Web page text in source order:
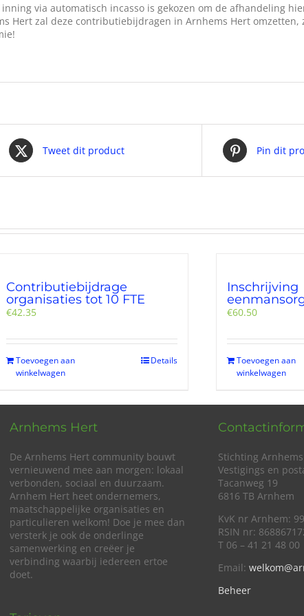
inning via automatisch incasso is gekozen om de afhandeling
Hert zal deze contributiebijdragen in Arnhems Hert
Tweet dit product Pin dit
Contributiebijdrage
organisaties tot 10 FTE
€42.35
Toevoegen aan
winkelwagen
Details
Inschrijving
€60.50
Toevoegen aan
winkelwagen
Arnhems Hert
De Arnhems Hert community bouwt
vernieuwend mee aan morgen: lokaal
verbonden, sociaal en duurzaam.
Arnhem Hert heet ondernemers,
maatschappelijke organisaties en
particulieren welkom! Doe je mee dan
versterk je ook de onderlinge
samenwerking en creëer je
verbinding waarbij iedereen ertoe
doet.
Stichting
Vestigings en
Tacanweg 19
6816 TB Arnhem
KvK nr Arnhem:
RSIN nr:
T 06 – 41 21 48 00
Email:
Beheer